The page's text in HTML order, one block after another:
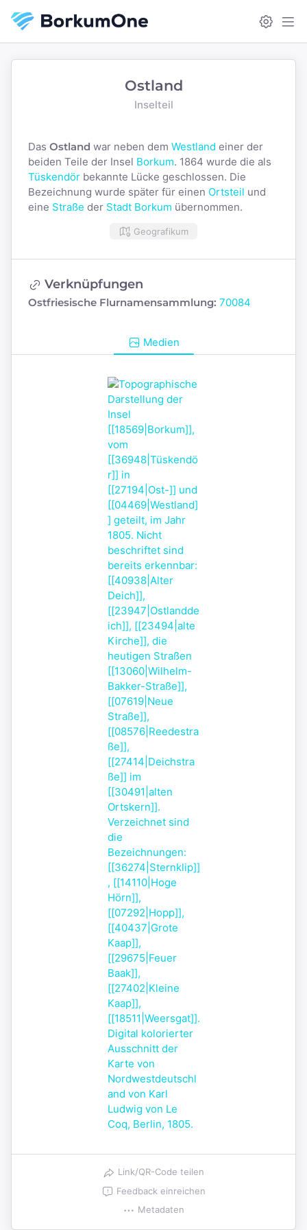
Ostland
Inselteil
Das Ostland war neben dem Westland einer der
beiden Teile der Insel Borkum. 1864 wurde die als
Tüskendör bekannte Lücke geschlossen. Die
Bezeichnung wurde später für einen Ortsteil und
eine Straße der Stadt Borkum übernommen.
Geografikum
Verknüpfungen
Ostfriesische Flurnamensammlung: 70084
Medien
Link/QR-Code teilen
Feedback einreichen
Metadaten